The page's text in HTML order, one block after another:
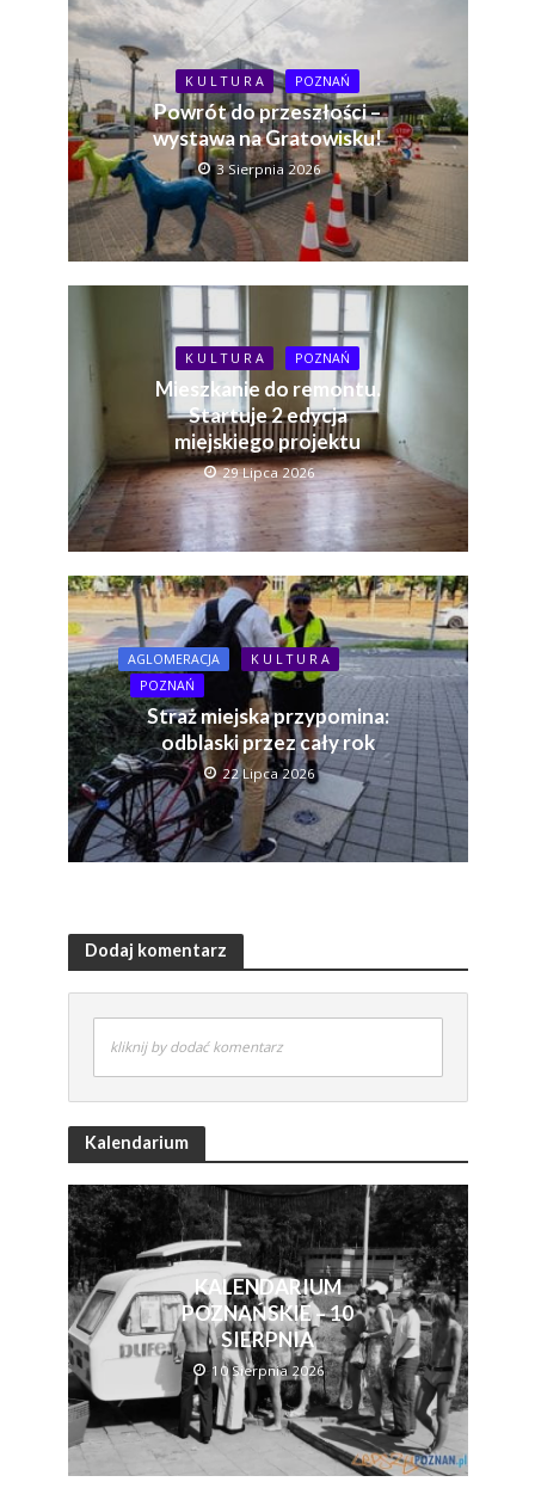
K U L T U R A POZNAŃ
Powrót do przeszłości –
wystawa na Gratowisku!
3 Sierpnia 2026
K U L T U R A POZNAŃ
Mieszkanie do remontu.
Startuje 2 edycja
miejskiego projektu
29 Lipca 2026
AGLOMERACJA
K U L T U R A
POZNAŃ
Straż miejska przypomina:
odblaski przez cały rok
22 Lipca 2026
Dodaj komentarz
kliknij by dodać komentarz
Kalendarium
KALENDARIUM
POZNAŃSKIE – 10
SIERPNIA
10 Sierpnia 2026